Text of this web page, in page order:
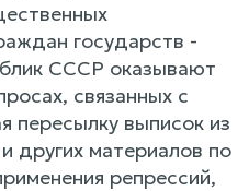
государств -
СССР оказывают
связанных с
пересылку выписок из
других материалов по
репрессий,